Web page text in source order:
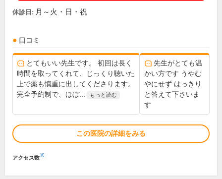
休診日: 月～火・日・祝
口コミ
とてもいい先生です。 初回は長く
時間を取ってくれて、じっくり聴いた
上で薬も慎重に出してくださります。
完全予約制で、ほぼ...
もっと読む
先生がとても温
かい方です うやむ
やにせず はっきり
と答えて下さいま
す
この医院の詳細をみる
アクセス数※